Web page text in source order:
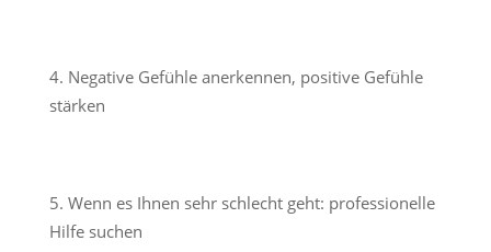
Negative Gefühle anerkennen, positive Gefühle
stärken
Wenn es Ihnen sehr schlecht geht: professionelle
Hilfe suchen